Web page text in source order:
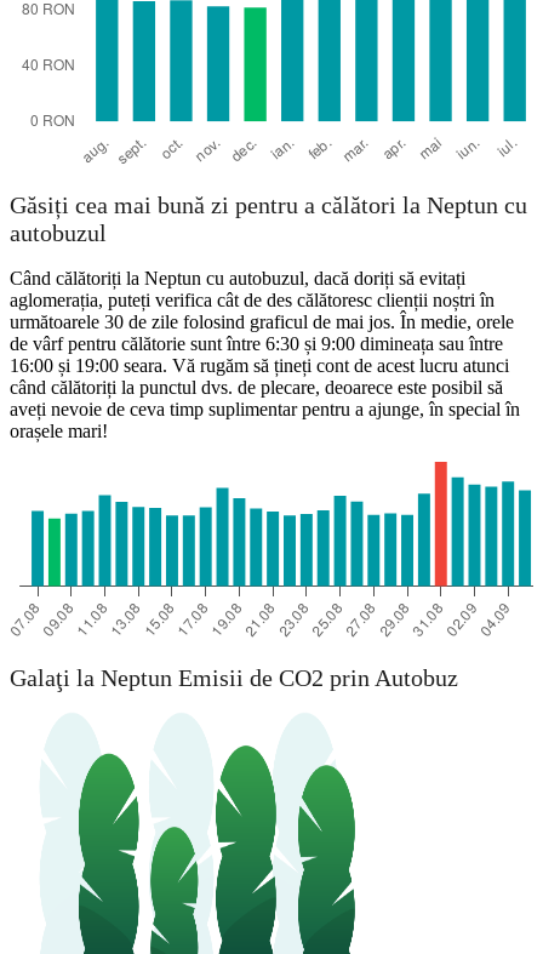
Găsiți cea mai bună zi pentru a călători la Neptun cu
autobuzul
Când călătoriți la Neptun cu autobuzul, dacă doriți să evitați
aglomerația, puteți verifica cât de des călătoresc clienții noștri în
următoarele 30 de zile folosind graficul de mai jos. În medie, orele
de vârf pentru călătorie sunt între 6:30 și 9:00 dimineața sau între
16:00 și 19:00 seara. Vă rugăm să țineți cont de acest lucru atunci
când călătoriți la punctul dvs. de plecare, deoarece este posibil să
aveți nevoie de ceva timp suplimentar pentru a ajunge, în special în
orașele mari!
Galaţi la Neptun Emisii de CO2 prin Autobuz